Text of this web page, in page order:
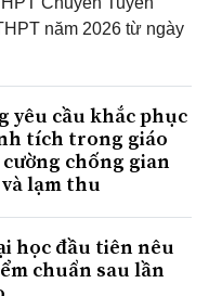
năm 2026 từ ngày
yêu cầu khắc phục
tích trong giáo
chống gian
lạm thu
học đầu tiên nêu
chuẩn sau lần